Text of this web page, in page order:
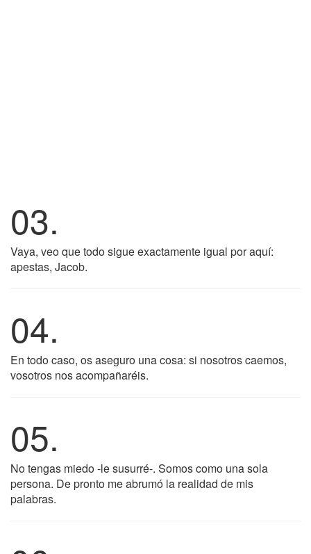
03.
Vaya, veo que todo sigue exactamente igual por aquí:
apestas, Jacob.
04.
En todo caso, os aseguro una cosa: si nosotros caemos,
vosotros nos acompañaréis.
05.
No tengas miedo -le susurré-. Somos como una sola
persona. De pronto me abrumó la realidad de mis
palabras.